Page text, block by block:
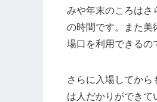
みや年末のころはさ
の時間です。また美
場口を利用できるの
さらに入場してか
は人だかりができて